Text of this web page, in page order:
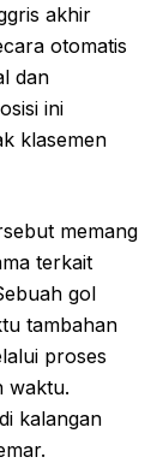
akhir
otomatis
dan
ini
klasemen
memang
terkait
gol
tambahan
proses
waktu.
kalangan